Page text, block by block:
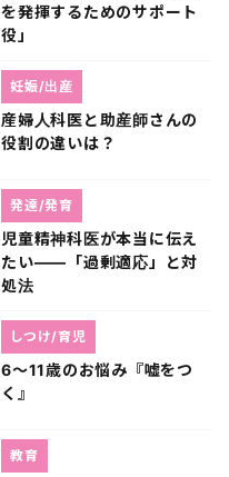
を発揮するためのサポート
役」
産婦人科医と助産師さんの
役割の違いは？
妊娠/出産
児童精神科医が本当に伝え
たい――「過剰適応」と対
処法
発達/発育
6～11歳のお悩み『嘘をつ
く』
しつけ/育児
教育